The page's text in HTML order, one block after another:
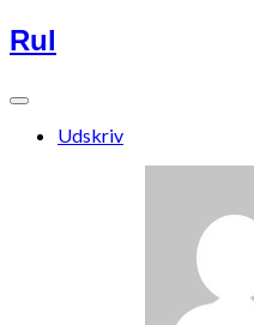
Rul
Udskriv